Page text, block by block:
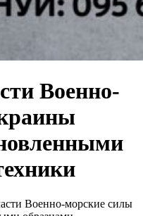
Военно-
Военно-морские силы